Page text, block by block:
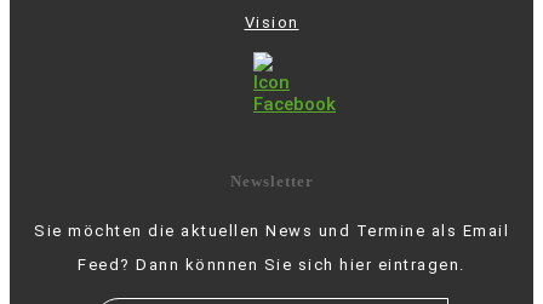
Vision
Newsletter
Sie möchten die aktuellen News und Termine als Email
Feed? Dann könnnen Sie sich hier eintragen.